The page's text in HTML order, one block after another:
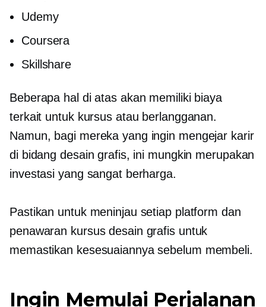
Udemy
Coursera
Skillshare
Beberapa hal di atas akan memiliki biaya
terkait untuk kursus atau berlangganan.
Namun, bagi mereka yang ingin mengejar karir
di bidang desain grafis, ini mungkin merupakan
investasi yang sangat berharga.
Pastikan untuk meninjau setiap platform dan
penawaran kursus desain grafis untuk
memastikan kesesuaiannya sebelum membeli.
Ingin Memulai Perjalanan